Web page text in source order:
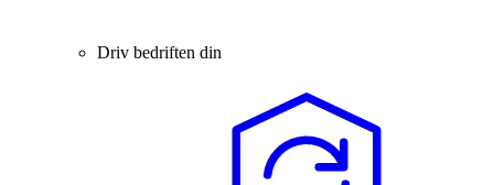
Driv bedriften din